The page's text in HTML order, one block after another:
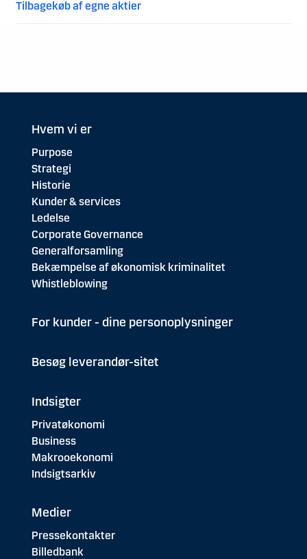
Tilbagekøb af egne aktier
Hvem vi er
Purpose
Strategi
Historie
Kunder & services
Ledelse
Corporate Governance
Generalforsamling
Bekæmpelse af økonomisk kriminalitet
Whistleblowing
For kunder - dine personoplysninger
Besøg leverandør-sitet
Indsigter
Privatøkonomi
Business
Makrooekonomi
Indsigtsarkiv
Medier
Pressekontakter
Billedbank